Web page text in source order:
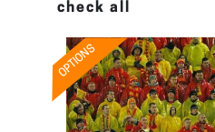
check all
OPTIONS